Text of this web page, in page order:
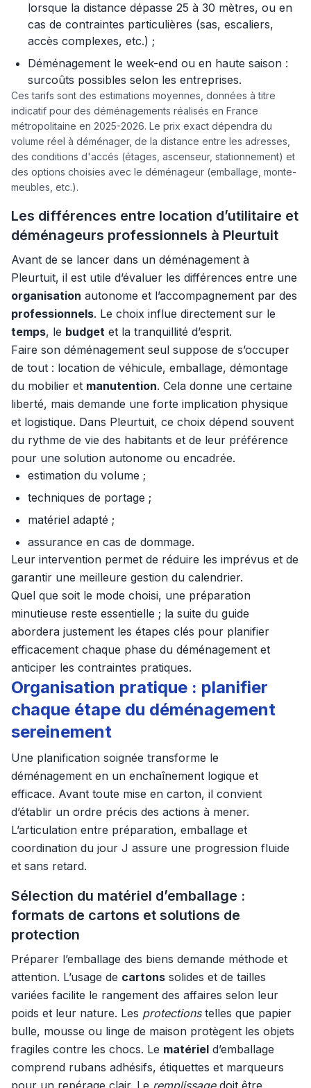
lorsque la distance dépasse 25 à 30 mètres, ou en
cas de contraintes particulières (sas, escaliers,
accès complexes, etc.) ;
Déménagement le week-end ou en haute saison :
surcoûts possibles selon les entreprises.
Ces tarifs sont des estimations moyennes, données à titre
indicatif pour des déménagements réalisés en France
métropolitaine en 2025-2026. Le prix exact dépendra du
volume réel à déménager, de la distance entre les adresses,
des conditions d'accés (étages, ascenseur, stationnement) et
des options choisies avec le déménageur (emballage, monte-
meubles, etc.).
Les différences entre location d’utilitaire et
déménageurs professionnels à Pleurtuit
Avant de se lancer dans un déménagement à
Pleurtuit, il est utile d’évaluer les différences entre une
organisation autonome et l’accompagnement par des
professionnels. Le choix influe directement sur le
temps, le budget et la tranquillité d’esprit.
Faire son déménagement seul suppose de s’occuper
de tout : location de véhicule, emballage, démontage
du mobilier et manutention. Cela donne une certaine
liberté, mais demande une forte implication physique
et logistique. Dans Pleurtuit, ce choix dépend souvent
du rythme de vie des habitants et de leur préférence
pour une solution autonome ou encadrée.
estimation du volume ;
techniques de portage ;
matériel adapté ;
assurance en cas de dommage.
Leur intervention permet de réduire les imprévus et de
garantir une meilleure gestion du calendrier.
Quel que soit le mode choisi, une préparation
minutieuse reste essentielle ; la suite du guide
abordera justement les étapes clés pour planifier
efficacement chaque phase du déménagement et
anticiper les contraintes pratiques.
Organisation pratique : planifier
chaque étape du déménagement
sereinement
Une planification soignée transforme le
déménagement en un enchaînement logique et
efficace. Avant toute mise en carton, il convient
d’établir un ordre précis des actions à mener.
L’articulation entre préparation, emballage et
coordination du jour J assure une progression fluide
et sans retard.
Sélection du matériel d’emballage :
formats de cartons et solutions de
protection
Préparer l’emballage des biens demande méthode et
attention. L’usage de cartons solides et de tailles
variées facilite le rangement des affaires selon leur
poids et leur nature. Les protectionstelles que papier
bulle, mousse ou linge de maison protègent les objets
fragiles contre les chocs. Le matériel d’emballage
comprend rubans adhésifs, étiquettes et marqueurs
pour un repérage clair. Le remplissagedoit être